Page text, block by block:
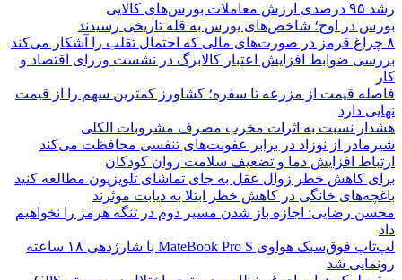
رشد ۹۵ درصدی ارزش معاملات بورس‌های کالایی
بورس در اوج؛ شاخص‌های بورس به قله تاریخی رسیدند
۸ چراغ قرمز در صورت‌های مالی که احتمال تقلب را آشکار می‌کند
بررسی ضوابط افزایش اعتبار کالابرگ در نشست وزرای اقتصاد و
کار
فاصله قیمت از مزرعه تا سفره؛ کشاورز کمترین سهم را از قیمت
نهایی دارد
هشدار نسبت به اثرات مخرب مصرف مشروبات الکلی
شیرمادر از نوزاد در برابر عفونت‌های تنفسی محافظت می‌کند
ارتباط افزایش دما و تضعیف سلامت روان کودکان
برای کاهش خطر زوال عقل به جای تماشای تلویزیون مطالعه کنید
باغچه‌های خانگی در کاهش خطر ابتلا به دیابت موثرند
محسن رضایی: اجازه باز شدن مسیر دوم در تنگه هرمز را نخواهیم
داد
لپ‌تاپ فوق‌سبک هواوی MateBook Pro S با شارژدهی ۱۸ ساعته
رونمایی شد